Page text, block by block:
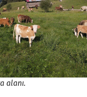
alanı.